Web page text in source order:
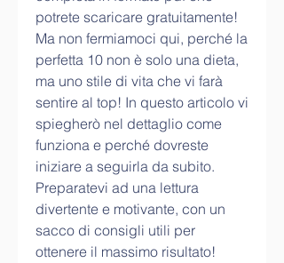
potrete scaricare gratuitamente!
Ma non fermiamoci qui, perché la
perfetta 10 non è solo una dieta,
ma uno stile di vita che vi farà
sentire al top! In questo articolo vi
spiegherò nel dettaglio come
funziona e perché dovreste
iniziare a seguirla da subito.
Preparatevi ad una lettura
divertente e motivante, con un
sacco di consigli utili per
ottenere il massimo risultato!